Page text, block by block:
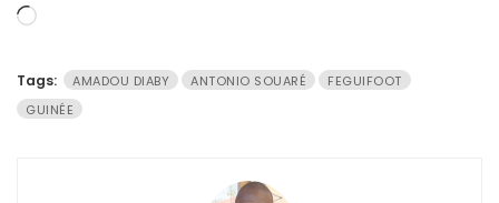
Chargement…
Tags: AMADOU DIABY ANTONIO SOUARÉ
FEGUIFOOT
GUINÉE